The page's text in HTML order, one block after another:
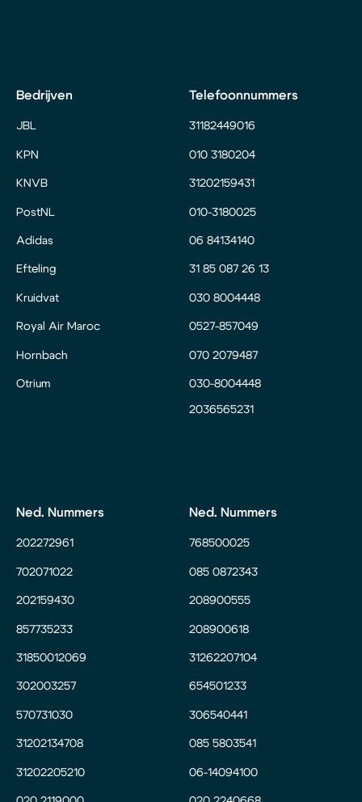
Bedrijven
JBL
KPN
KNVB
PostNL
Adidas
Efteling
Kruidvat
Royal Air Maroc
Hornbach
Otrium
Telefoonnummers
31182449016
010 3180204
31202159431
010-3180025
06 84134140
31 85 087 26 13
030 8004448
0527-857049
070 2079487
030-8004448
2036565231
Ned. Nummers
202272961
702071022
202159430
857735233
31850012069
302003257
570731030
31202134708
31202205210
Ned. Nummers
768500025
085 0872343
208900555
208900618
31262207104
654501233
306540441
085 5803541
06-14094100